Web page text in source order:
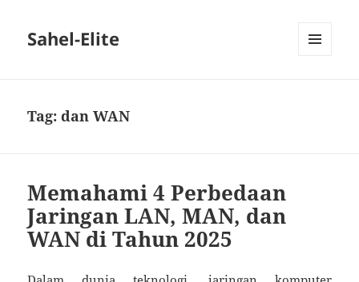
Sahel-Elite
Tag:dan WAN
Memahami 4 Perbedaan
Jaringan LAN, MAN, dan
WAN di Tahun 2025